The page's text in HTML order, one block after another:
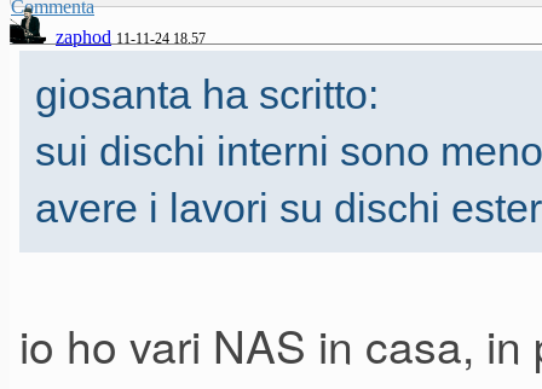
Commenta
zaphod 11-11-24 18.57
giosanta ha scritto:
sui dischi interni sono
avere i lavori su dischi
io ho vari NAS in casa,